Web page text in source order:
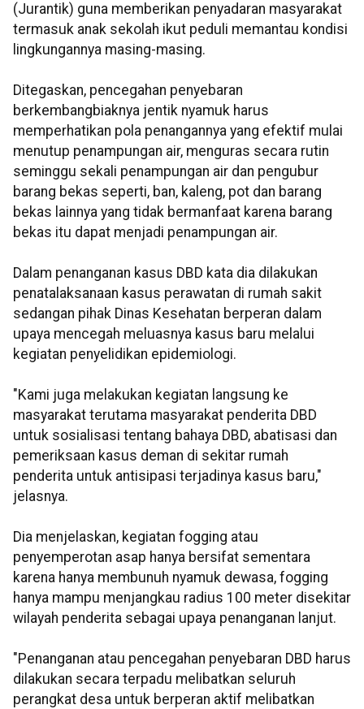
(Jurantik) guna memberikan penyadaran masyarakat
termasuk anak sekolah ikut peduli memantau kondisi
lingkungannya masing-masing.
Ditegaskan, pencegahan penyebaran
berkembangbiaknya jentik nyamuk harus
memperhatikan pola penangannya yang efektif mulai
menutup penampungan air, menguras secara rutin
seminggu sekali penampungan air dan pengubur
barang bekas seperti, ban, kaleng, pot dan barang
bekas lainnya yang tidak bermanfaat karena barang
bekas itu dapat menjadi penampungan air.
Dalam penanganan kasus DBD kata dia dilakukan
penatalaksanaan kasus perawatan di rumah sakit
sedangan pihak Dinas Kesehatan berperan dalam
upaya mencegah meluasnya kasus baru melalui
kegiatan penyelidikan epidemiologi.
"Kami juga melakukan kegiatan langsung ke
masyarakat terutama masyarakat penderita DBD
untuk sosialisasi tentang bahaya DBD, abatisasi dan
pemeriksaan kasus deman di sekitar rumah
penderita untuk antisipasi terjadinya kasus baru,"
jelasnya.
Dia menjelaskan, kegiatan fogging atau
penyemperotan asap hanya bersifat sementara
karena hanya membunuh nyamuk dewasa, fogging
hanya mampu menjangkau radius 100 meter disekitar
wilayah penderita sebagai upaya penanganan lanjut.
"Penanganan atau pencegahan penyebaran DBD harus
dilakukan secara terpadu melibatkan seluruh
perangkat desa untuk berperan aktif melibatkan